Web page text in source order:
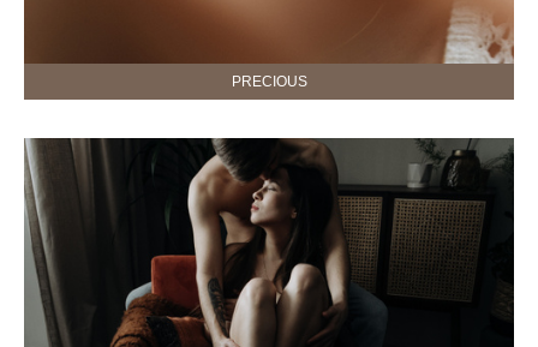
PRECIOUS